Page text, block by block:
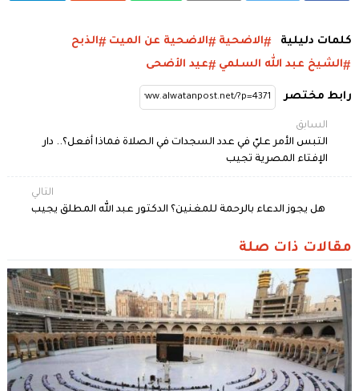
كلمات دليلية الاضحية الاضحية عن الميت
الذبح
الشيخ عبد الله السلمي
عيد الأضحى
رابط مختصر
السابق
التبس الأمر عليّ في عدد السجدات في الصلاة فماذا أفعل؟.. دار
الإفتاء المصرية تجيب
التالي
هل يجوز الدعاء بالرحمة للمغنين؟ الدكتور عبد الله المطلق يجيب
مقالات ذات صلة